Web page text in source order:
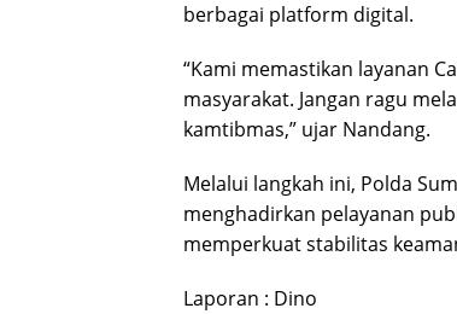
berbagai platform digital.
“Kami memastikan layanan
masyarakat. Jangan ragu
kamtibmas,” ujar Nandang.
Melalui langkah ini, Polda
menghadirkan pelayanan
memperkuat stabilitas
Laporan : Dino